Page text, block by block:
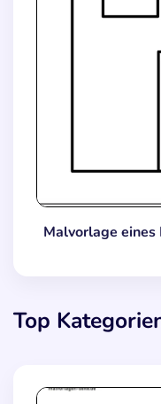
Malvorlage eines
Top